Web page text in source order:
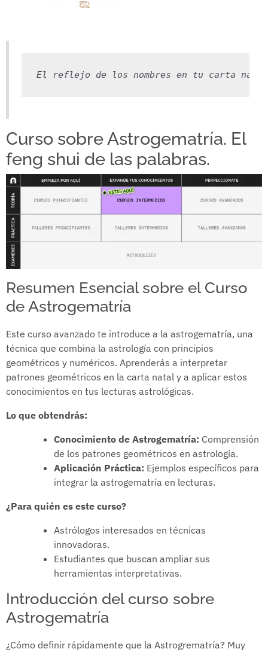
El reflejo de los nombres en tu carta natal
Curso sobre Astrogematría. El
feng shui de las palabras.
Resumen Esencial sobre el Curso
de Astrogematría
Este curso avanzado te introduce a la astrogematría, una
técnica que combina la astrología con principios
geométricos y numéricos. Aprenderás a interpretar
patrones geométricos en la carta natal y a aplicar estos
conocimientos en tus lecturas astrológicas.
Lo que obtendrás:
Conocimiento de Astrogematría: Comprensión
de los patrones geométricos en astrología.
Aplicación Práctica: Ejemplos específicos para
integrar la astrogematría en lecturas.
¿Para quién es este curso?
Astrólogos interesados en técnicas
innovadoras.
Estudiantes que buscan ampliar sus
herramientas interpretativas.
Introducción del curso sobre
Astrogematría
¿Cómo definir rápidamente que la Astrogrematría? Muy